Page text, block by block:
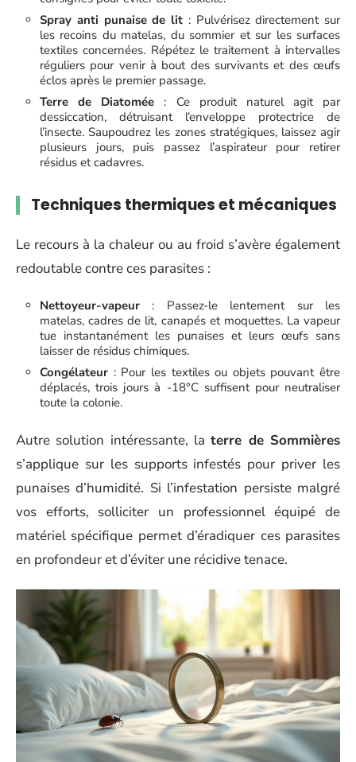
Spray anti punaise de lit : Pulvérisez directement sur
les recoins du matelas, du sommier et sur les surfaces
textiles concernées. Répétez le traitement à intervalles
réguliers pour venir à bout des survivants et des œufs
éclos après le premier passage.
Terre de Diatomée : Ce produit naturel agit par
dessiccation, détruisant l’enveloppe protectrice de
l’insecte. Saupoudrez les zones stratégiques, laissez agir
plusieurs jours, puis passez l’aspirateur pour retirer
résidus et cadavres.
Techniques thermiques et mécaniques
Le recours à la chaleur ou au froid s’avère également
redoutable contre ces parasites :
Nettoyeur-vapeur : Passez-le lentement sur les
matelas, cadres de lit, canapés et moquettes. La vapeur
tue instantanément les punaises et leurs œufs sans
laisser de résidus chimiques.
Congélateur : Pour les textiles ou objets pouvant être
déplacés, trois jours à -18°C suffisent pour neutraliser
toute la colonie.
Autre solution intéressante, laterre de Sommières
s’applique sur les supports infestés pour priver les
punaises d’humidité. Si l’infestation persiste malgré
vos efforts, solliciter un professionnel équipé de
matériel spécifique permet d’éradiquer ces parasites
en profondeur et d’éviter une récidive tenace.